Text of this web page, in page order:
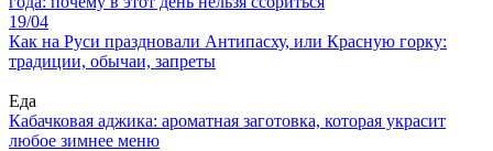
19/04
Как на Руси праздновали Антипасху, или Красную горку:
традиции, обычаи, запреты
Еда
Кабачковая аджика: ароматная заготовка, которая украсит
любое зимнее меню